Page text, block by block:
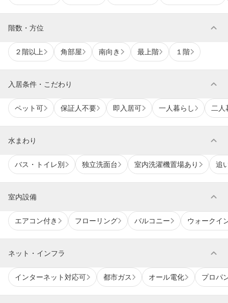
階数・方位 expand_more
２階以上 角部屋 南向き 最上階 １階
入居条件・こだわり expand_more
ペット可 保証人不要 即入居可 一人暮らし 二人
水まわり expand_more
バス・トイレ別 独立洗面台 室内洗濯機置場あり 追
室内設備 expand_more
エアコン付き フローリング バルコニー ウォークイ
ネット・インフラ expand_more
インターネット対応可 都市ガス オール電化 プロパ